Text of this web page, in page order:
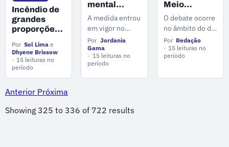
Incêndio de
grandes
proporções
casas no
bairro São
Jorge
Por Sol Lima e
Dhyene Brissow
15 leituras no
período
mental
passa ser
obrigatório
para
empresas
A medida entrou
em vigor no
último dia 26 de
maio e
determina que
os fatores
psicossociais
Gerenciamento
Por Jordania
Gama
15 leituras no
período
Meio
Ambiente
debatem
medidas
para barrar
mercúrio na
O debate ocorre
no âmbito do do
Grupo de
Trabalho
Minamata que
representantes
Por Redação
15 leituras no
período
Anterior Próxima
Showing 325 to 336 of 722 results